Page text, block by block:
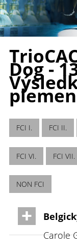
Dog -
plemen
FCI I. FCI II.
FCI VI. FCI VII.
NON FCI
Carole